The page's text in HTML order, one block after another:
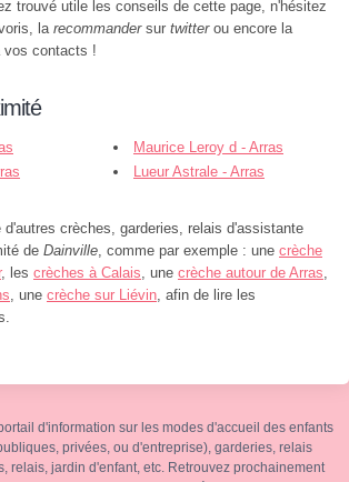
trouvé utile les conseils de cette page, n'hésitez
la recommandersur twitterou encore la
vos contacts !
Maurice Leroy d - Arras
Lueur Astrale - Arras
crèches, garderies, relais d'assistante
de Dainville , comme par exemple : une crèche
, les crèches à Calais , une crèche autour de Arras
, une crèche sur Liévin , afin de lire les
d'information sur les modes d'accueil des enfants
privées, ou d'entreprise), garderies, relais
relais, jardin d'enfant, etc. Retrouvez prochainement